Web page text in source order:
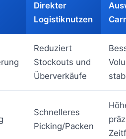
Direkter
Logistiknutzen
Reduziert
Stockouts und
Überverkäufe
Schnelleres
Picking/Packen